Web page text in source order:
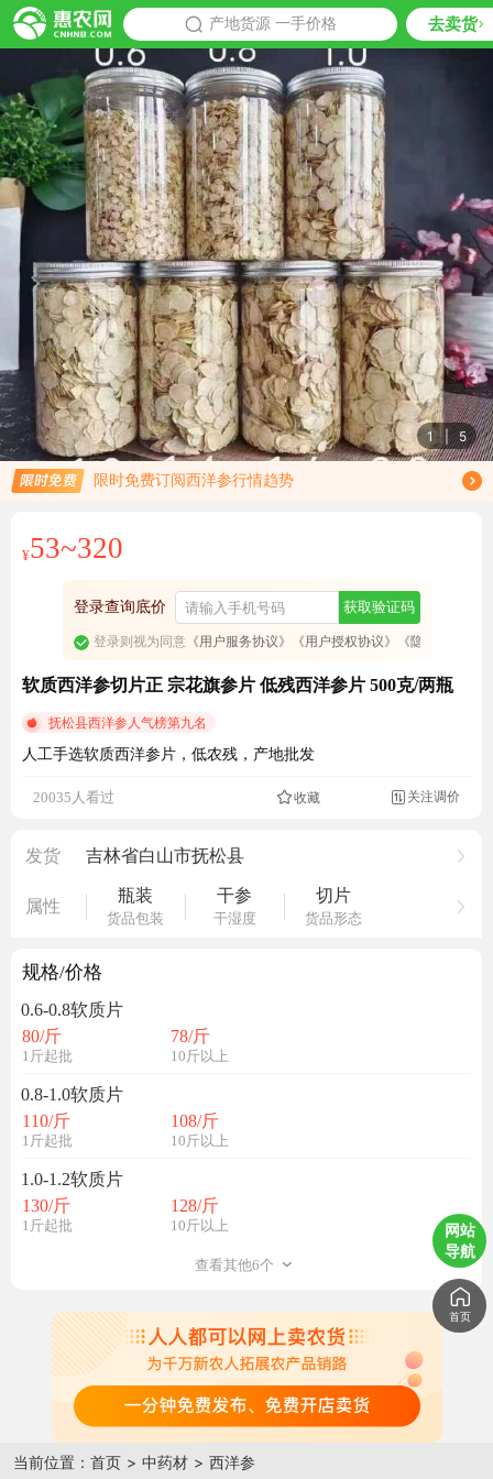
产地货源 一手价格 去卖货
推荐
1 | 5
限时免费订阅西洋参行情趋势
免费订阅商品降价通知
¥53~320
登录查询底价 获取验证码
登录则视为同意《用户服务协议》 《用户授权协议》 《隐私政策》
软质西洋参切片正 宗花旗参片 低残西洋参片 500克/两瓶
抚松县西洋参人气榜第九名
人工手选软质西洋参片，低农残，产地批发
20035人看过 收藏 关注调价
发货 吉林省白山市抚松县
属性
瓶装
货品包装
干参
干湿度
切片
货品形态
规格/价格
0.6-0.8软质片
80/斤
1斤起批
78/斤
10斤以上
0.8-1.0软质片
110/斤
1斤起批
108/斤
10斤以上
1.0-1.2软质片
130/斤
1斤起批
128/斤
10斤以上
查看其他6个
当前位置： 首页 > 中药材 > 西洋参
网站
导航
首页